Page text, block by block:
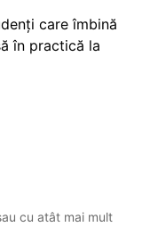
care îmbină
în practică la
cu atât mai mult